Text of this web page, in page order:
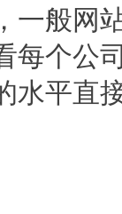
一般网
每个公
水平直